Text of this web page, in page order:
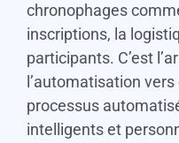
chronophages
inscriptions, la
participants. C’est
l’automatisation
processus
intelligents et